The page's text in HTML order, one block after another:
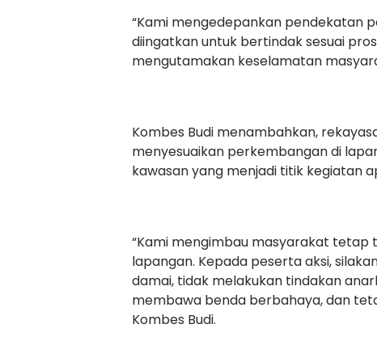
“Kami mengedepankan pendekatan
diingatkan untuk bertindak sesuai
mengutamakan keselamatan
Kombes Budi menambahkan,
menyesuaikan perkembangan di
kawasan yang menjadi titik kegiatan
“Kami mengimbau masyarakat tetap
lapangan. Kepada peserta aksi,
damai, tidak melakukan tindakan
membawa benda berbahaya, dan
Kombes Budi.